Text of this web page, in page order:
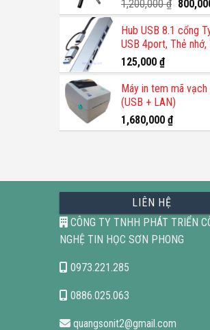
1,200,000₫ Giá
gốc
là:
Hub USB 8.1 cổng
USB 4port, Thẻ nhớ,
125,000 ₫
Máy in tem mã
(USB + LAN)
1,680,000 ₫
LIÊN HỆ
CÔNG TY TNHH PHÁT TRIỂN
NGHỆ TIN HỌC SƠN PHONG
0973.221.285
0886.025.063
quangsonit2@gmail.com